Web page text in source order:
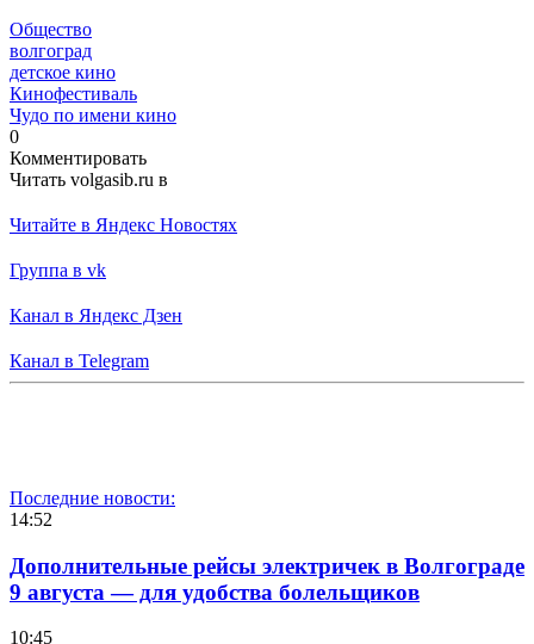
Общество
волгоград
детское кино
Кинофестиваль
Чудо по имени кино
0
Комментировать
Читать volgasib.ru в
Читайте в Яндекс Новостях
Группа в vk
Канал в Яндекс Дзен
Канал в Telegram
Последние новости:
14:52
Дополнительные рейсы электричек в Волгограде
9 августа — для удобства болельщиков
10:45